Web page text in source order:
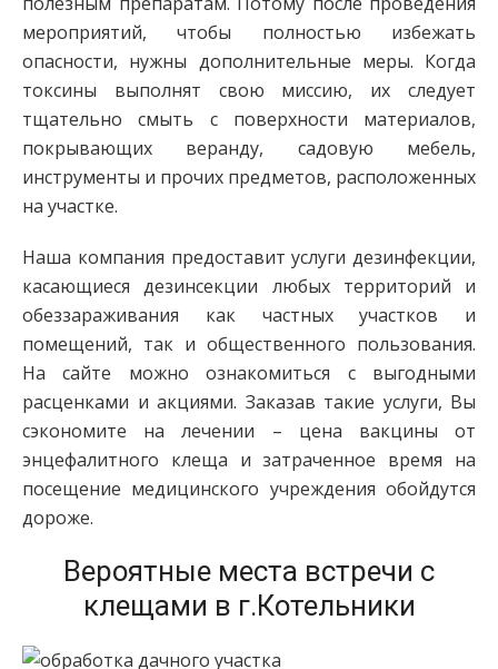
мероприятий, чтобы полностью избежать
опасности, нужны дополнительные меры. Когда
токсины выполнят свою миссию, их следует
тщательно смыть с поверхности материалов,
покрывающих веранду, садовую мебель,
инструменты и прочих предметов, расположенных
на участке.
Наша компания предоставит услуги дезинфекции,
касающиеся дезинсекции любых территорий и
обеззараживания как частных участков и
помещений, так и общественного пользования.
На сайте можно ознакомиться с выгодными
расценками и акциями. Заказав такие услуги, Вы
сэкономите на лечении – цена вакцины от
энцефалитного клеща и затраченное время на
посещение медицинского учреждения обойдутся
дороже.
Вероятные места встречи с
клещами в г.Котельники